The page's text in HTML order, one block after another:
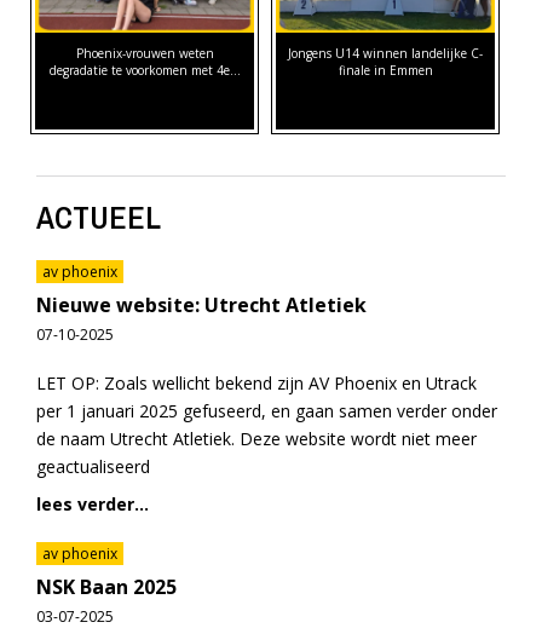
Phoenix-vrouwen weten
degradatie te voorkomen met 4e…
Jongens U14 winnen landelijke C-
finale in Emmen
ACTUEEL
av phoenix
Nieuwe website: Utrecht Atletiek
07-10-2025
LET OP: Zoals wellicht bekend zijn AV Phoenix en Utrack
per 1 januari 2025 gefuseerd, en gaan samen verder onder
de naam Utrecht Atletiek. Deze website wordt niet meer
geactualiseerd
lees verder...
av phoenix
NSK Baan 2025
03-07-2025